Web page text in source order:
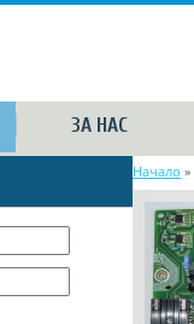
ЗА НАС
Начало »